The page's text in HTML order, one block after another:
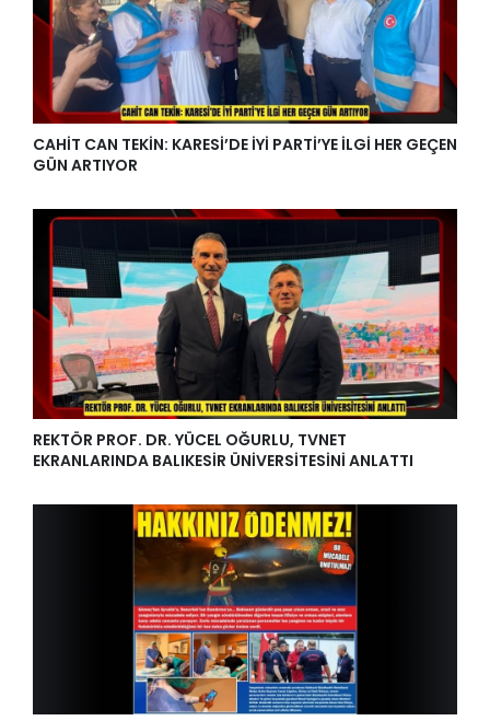
CAHİT CAN TEKİN: KARESİ’DE İYİ PARTİ’YE İLGİ HER GEÇEN
GÜN ARTIYOR
REKTÖR PROF. DR. YÜCEL OĞURLU, TVNET
EKRANLARINDA BALIKESİR ÜNİVERSİTESİNİ ANLATTI